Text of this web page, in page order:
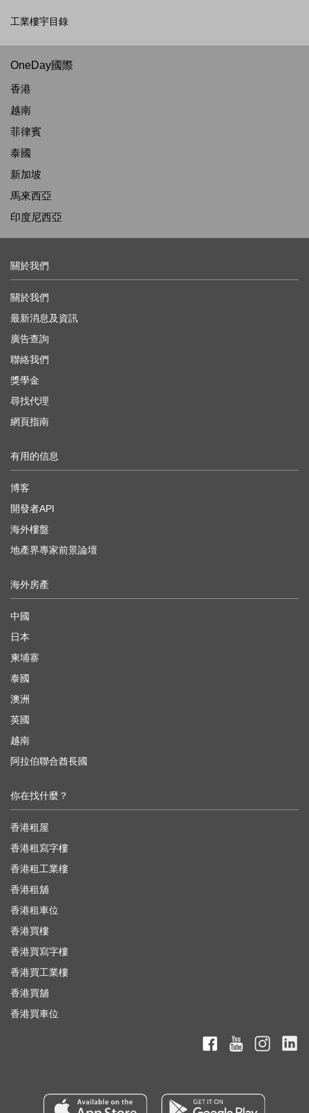
工業樓宇目錄
OneDay國際
香港
越南
菲律賓
泰國
新加坡
馬來西亞
印度尼西亞
關於我們
關於我們
最新消息及資訊
廣告查詢
聯絡我們
獎學金
尋找代理
網頁指南
有用的信息
博客
開發者API
海外樓盤
地產界專家前景論壇
海外房產
中國
日本
柬埔寨
泰國
澳洲
英國
越南
阿拉伯聯合酋長國
你在找什麼？
香港租屋
香港租寫字樓
香港租工業樓
香港租舖
香港租車位
香港買樓
香港買寫字樓
香港買工業樓
香港買舖
香港買車位